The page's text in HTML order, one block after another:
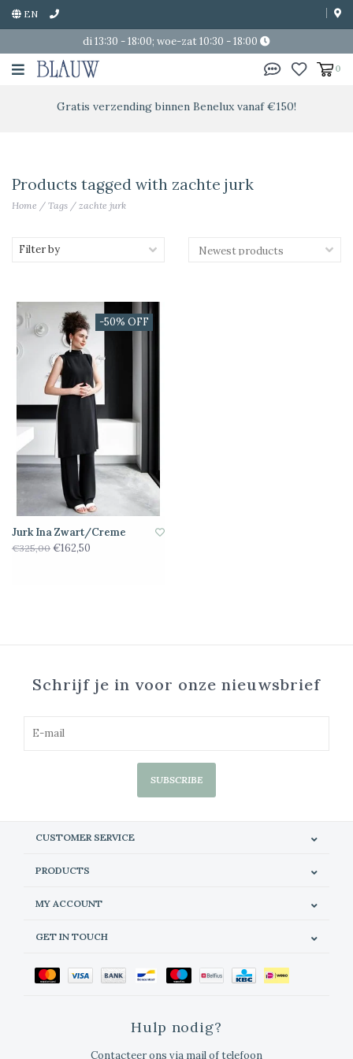
EN
di 13:30 - 18:00; woe-zat 10:30 - 18:00
0
Gratis verzending binnen Benelux vanaf €150!
Products tagged with zachte jurk
Home / Tags / zachte jurk
Filter by
-50% OFF
Jurk Ina Zwart/Creme
€325,00 €162,50
Schrijf je in voor onze nieuwsbrief
SUBSCRIBE
CUSTOMER SERVICE
PRODUCTS
MY ACCOUNT
GET IN TOUCH
Hulp nodig?
Contacteer ons via mail of telefoon